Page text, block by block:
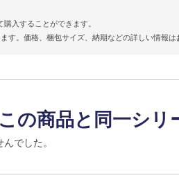
入することができます。
す。価格、梱包サイズ、納期などの詳しい情報
この商品と同一シ
でした。